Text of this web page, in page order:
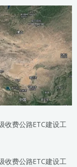
收费公路ETC建设工
收费公路ETC建设工